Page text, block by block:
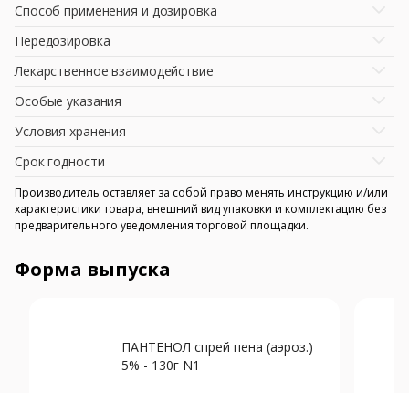
Способ применения и дозировка
Передозировка
Лекарственное взаимодействие
Особые указания
Условия хранения
Срок годности
Производитель оставляет за собой право менять инструкцию и/или
характеристики товара, внешний вид упаковки и комплектацию без
предварительного уведомления торговой площадки.
Форма выпуска
ПАНТЕНОЛ спрей пена (аэроз.)
5% - 130г N1